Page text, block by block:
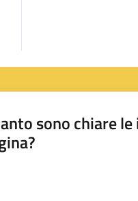
sono chiare